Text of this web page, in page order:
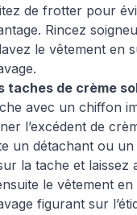
de frotter pour
Rincez
le vêtement en
taches de crème
avec un chiffon
l’excédent de
un détachant ou
la tache et laissez
le vêtement en
figurant sur